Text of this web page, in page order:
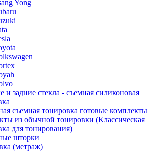
Yong
и задние стекла - съемная силиконовая
съемная тонировка готовые комплекты
из обычной тонировки (Классическая
для тонирования)
шторки
(метраж)